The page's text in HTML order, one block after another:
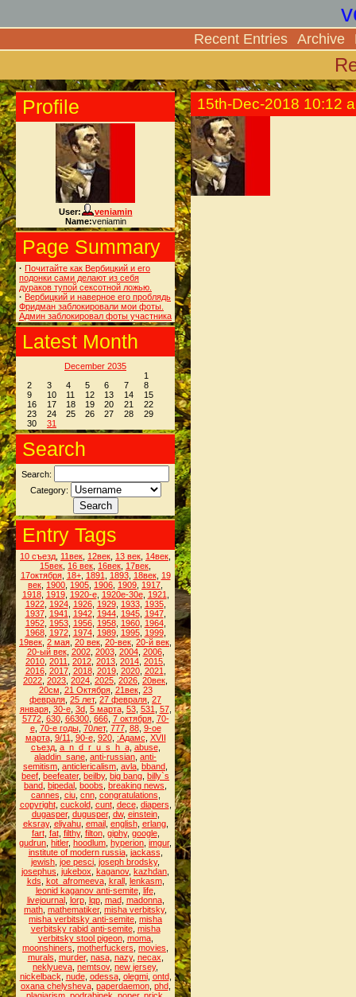
Recent Entries Archive
Profile
User:
veniamin
Name:veniamin
Page Summary
· Почитайте как Вербицкий и его
подонки сами делают из себя
дураков тупой сексотной ложью.
· Вербицкий и наверное его проблядь
Фридман заблокировали мои фоты.
Админ заблокировал фоты участника
Latest Month
December 2035
1
2
3 4 5 6 7
8
9
10 11 12 13 14
15
16
17 18 19 20 21
22
23
24 25 26 27 28
29
30
31
Search
Search:
Category:
Entry Tags
10 съезд 11век 12век 13 век 14век
15век 16 век 16век 17век
17октября, 18+, 1891 1893, 18век, 19
век 1900 1905 1906 1909 1917
1918, 1919, 1920-е, 1920е-30е, 1921
1922, 1924, 1926, 1929, 1933, 1935,
1937, 1941 1942, 1944, 1945, 1947,
1952, 1953, 1956, 1958, 1960, 1964,
1968, 1972, 1974, 1989, 1995, 1999,
19век 2 мая 20 век 20-век 20-й век
20-ый век, 2002, 2003, 2004, 2006,
2010 2011 2012 2013 2014 2015
2016, 2017, 2018, 2019, 2020, 2021
2022 2023 2024 2025 2026 20век
20см 21 Октября, 21век, 23
февраля 25 лет, 27 февраля 27
января, 30-е, 3d, 5 марта, 53, 531 57,
5772, 630, 66300, 666, 7 октября, 70-
е, 70-е годы, 70лет, 777, 88, 9-ое
марта, 9/11 90-е, 920, :Адамс XVII
съезд, a_n_d_r_u_s_h_a, abuse,
aladdin_sane anti-russian anti-
semitism anticlericalism avla bband
beef beefeater, beilby, big bang billy`s
band bipedal boobs breaking news
cannes ciu, cnn, congratulations
copyright, cuckold, cunt, dece, diapers
dugasper, dugusper, dw, einstein,
eksray, eliyahu, email, english, erlang,
fart, fat, filthy, filton, giphy, google,
gudrun hitler, hoodlum hyperion imgur,
institute of modern russia, jackass
jewish joe pesci joseph brodsky,
josephus jukebox kaganov, kazhdan
kds kot_afromeeva, krall, lenkasm,
leonid kaganov anti-semite, life,
livejournal, lorp, lqp, mad, madonna,
math mathematiker, misha verbitsky,
misha verbitsky anti-semite misha
verbitsky rabid anti-semite, misha
verbitsky stool pigeon, moma,
moonshiners motherfuckers movies
murals murder, nasa, nazy, necax
neklyueva nemtsov, new jersey,
nickelback nude, odessa, olegmi, ontd,
oxana chelysheva, paperdaemon, phd,
15th-Dec-2018 10:12